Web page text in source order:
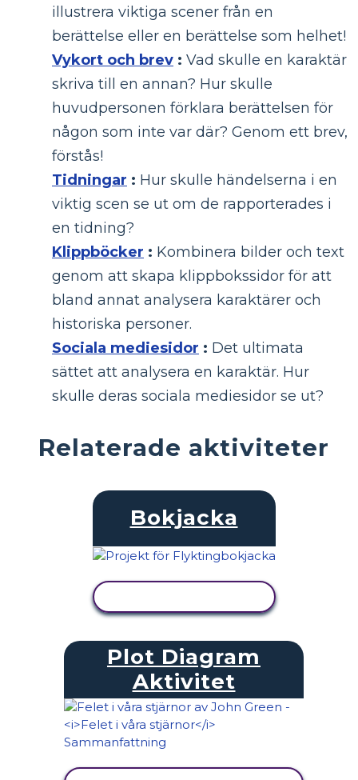
illustrera viktiga scener från en
berättelse eller en berättelse som helhet!
Vykort och brev : Vad skulle en karaktär
skriva till en annan? Hur skulle
huvudpersonen förklara berättelsen för
någon som inte var där? Genom ett brev,
förstås!
Tidningar : Hur skulle händelserna i en
viktig scen se ut om de rapporterades i
en tidning?
Klippböcker : Kombinera bilder och text
genom att skapa klippbokssidor för att
bland annat analysera karaktärer och
historiska personer.
Sociala mediesidor : Det ultimata
sättet att analysera en karaktär. Hur
skulle deras sociala mediesidor se ut?
Relaterade aktiviteter
Bokjacka
Plot Diagram
Aktivitet